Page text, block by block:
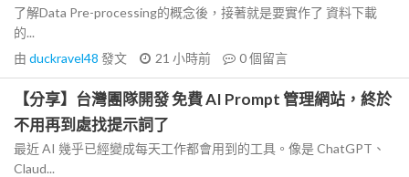
了解Data Pre-processing的概念後，接著就是要實作了 資料下載
的...
由 duckravel48 發文 21 小時前 0個留言
【分享】台灣團隊開發 免費 AI Prompt 管理網站，終於
不用再到處找提示詞了
最近 AI 幾乎已經變成每天工作都會用到的工具。像是 ChatGPT、
Claud...